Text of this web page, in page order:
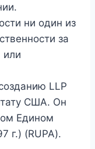
ни один из
за
или
LLP
США. Он
Едином
г.) (RUPA).